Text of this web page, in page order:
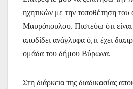
ηχητικών με την τοποθέτηση
Μαυρόπουλου. Πιστεύω ότι
αποδίδει ανάγλυφα ό,τι έχει
ομάδα του δήμου Βύρωνα.
Στη διάρκεια της διαδικασίας